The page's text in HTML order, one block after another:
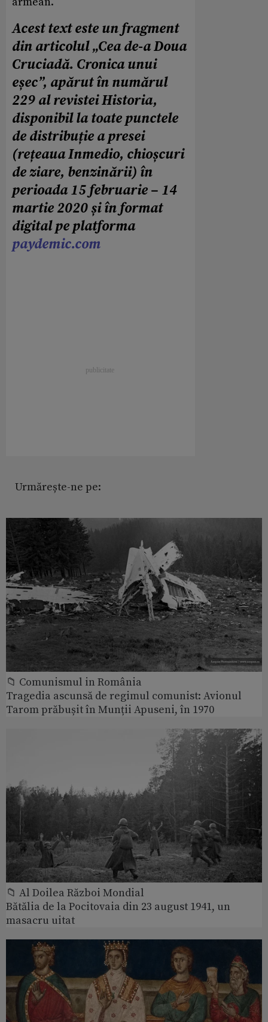
Acest text este un fragment
din articolul „Cea de-a Doua
Cruciadă. Cronica unui
eșec”, apărut în numărul
229 al revistei Historia,
disponibil la toate punctele
de distribuție a presei
(rețeaua Inmedio, chioșcuri
de ziare, benzinării) în
perioada 15 februarie – 14
martie 2020 și în format
digital pe platforma
paydemic.com
Urmărește-ne pe:
📁 Comunismul in România
Tragedia ascunsă de regimul comunist: Avionul
Tarom prăbușit în Munții Apuseni, în 1970
📁 Al Doilea Război Mondial
Bătălia de la Pocitovaia din 23 august 1941, un
masacru uitat